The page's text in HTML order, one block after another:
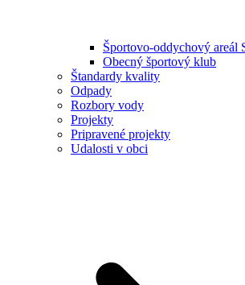
Športovo-oddychový areál
Obecný športový klub
Štandardy kvality
Odpady
Rozbory vody
Projekty
Pripravené projekty
Udalosti v obci